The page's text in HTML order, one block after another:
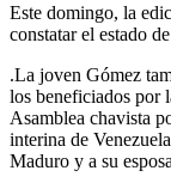
Este domingo, la
constatar el estado
.La joven Gómez
los beneficiados por
Asamblea chavista
interina de
Maduro y a su